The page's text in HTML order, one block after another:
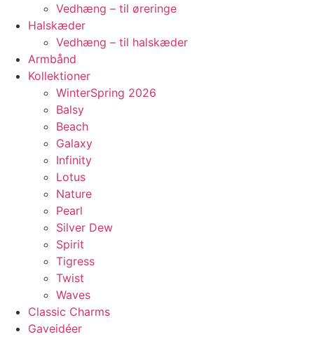
Vedhæng – til øreringe
Halskæder
Vedhæng – til halskæder
Armbånd
Kollektioner
WinterSpring 2026
Balsy
Beach
Galaxy
Infinity
Lotus
Nature
Pearl
Silver Dew
Spirit
Tigress
Twist
Waves
Classic Charms
Gaveidéer